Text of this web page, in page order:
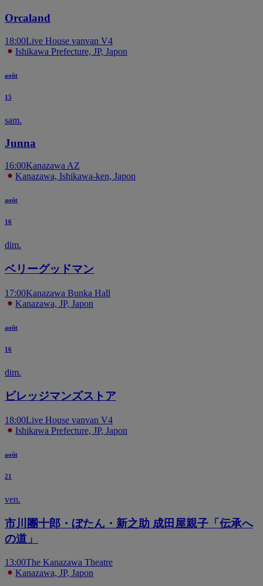
Orcaland
18:00Live House vanvan V4
Ishikawa Prefecture, JP, Japon
août
15
sam.
Junna
16:00Kanazawa AZ
Kanazawa, Ishikawa-ken, Japon
août
16
dim.
ベリーグッドマン
17:00Kanazawa Bunka Hall
Kanazawa, JP, Japon
août
16
dim.
ビレッジマンズストア
18:00Live House vanvan V4
Ishikawa Prefecture, JP, Japon
août
21
ven.
市川團十郎・ぼたん・新之助 成田屋親子「伝承へ
の道」
13:00The Kanazawa Theatre
Kanazawa, JP, Japon